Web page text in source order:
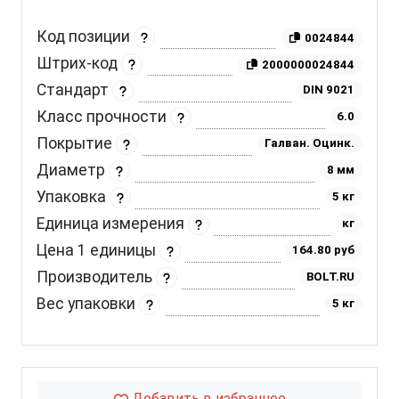
Код позиции 0024844
Штрих-код 2000000024844
Стандарт DIN 9021
Класс прочности 6.0
Покрытие Галван. Оцинк.
Диаметр 8 мм
Упаковка 5 кг
Единица измерения кг
Цена 1 единицы 164.80 руб
Производитель BOLT.RU
Вес упаковки 5 кг